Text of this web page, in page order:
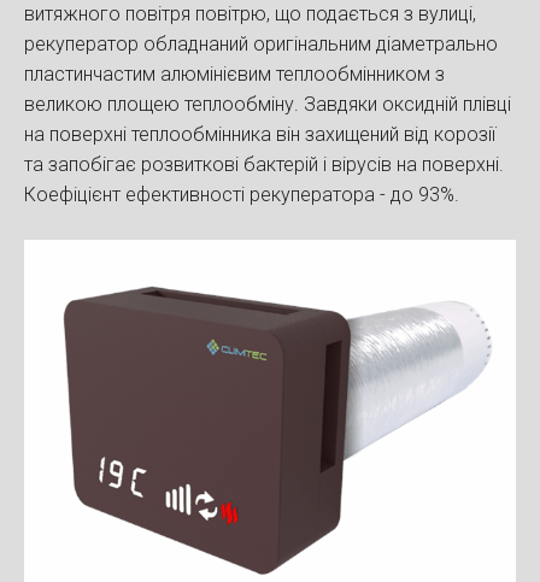
витяжного повітря повітрю, що подається з вулиці,
рекуператор обладнаний оригінальним діаметрально
пластинчастим алюмінієвим теплообмінником з
великою площею теплообміну. Завдяки оксидній плівці
на поверхні теплообмінника він захищений від корозії
та запобігає розвиткові бактерій і вірусів на поверхні.
Коефіцієнт ефективності рекуператора - до 93%.